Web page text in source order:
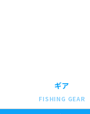
ギア
FISHING GEAR